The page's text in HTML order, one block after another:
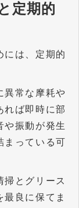
定期的
には、定期的
異常な摩耗や
れば即時に部
や振動が発生
まっている可
とグリース
良に保てま